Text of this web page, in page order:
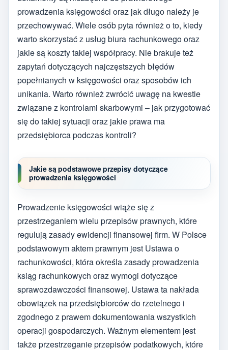
prowadzenia księgowości oraz jak długo należy je
przechowywać. Wiele osób pyta również o to, kiedy
warto skorzystać z usług biura rachunkowego oraz
jakie są koszty takiej współpracy. Nie brakuje też
zapytań dotyczących najczęstszych błędów
popełnianych w księgowości oraz sposobów ich
unikania. Warto również zwrócić uwagę na kwestie
związane z kontrolami skarbowymi – jak przygotować
się do takiej sytuacji oraz jakie prawa ma
przedsiębiorca podczas kontroli?
Jakie są podstawowe przepisy dotyczące
prowadzenia księgowości
Prowadzenie księgowości wiąże się z
przestrzeganiem wielu przepisów prawnych, które
regulują zasady ewidencji finansowej firm. W Polsce
podstawowym aktem prawnym jest Ustawa o
rachunkowości, która określa zasady prowadzenia
ksiąg rachunkowych oraz wymogi dotyczące
sprawozdawczości finansowej. Ustawa ta nakłada
obowiązek na przedsiębiorców do rzetelnego i
zgodnego z prawem dokumentowania wszystkich
operacji gospodarczych. Ważnym elementem jest
także przestrzeganie przepisów podatkowych, które